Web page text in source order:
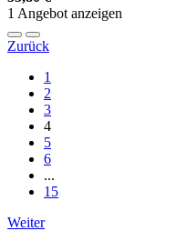
1 Angebot anzeigen
Zurück
1
2
3
4
5
6
...
15
Weiter